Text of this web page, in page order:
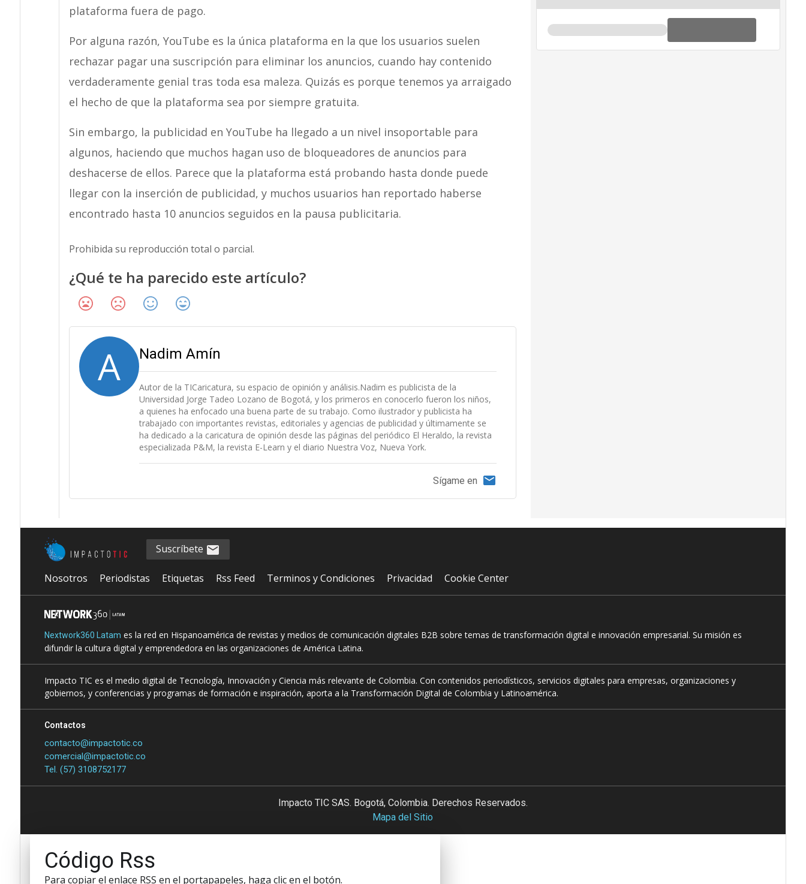
plataforma fuera de pago.
Por alguna razón, YouTube es la única plataforma en la que los usuarios suelen
rechazar pagar una suscripción para eliminar los anuncios, cuando hay contenido
verdaderamente genial tras toda esa maleza. Quizás es porque tenemos ya arraigado
el hecho de que la plataforma sea por siempre gratuita.
Sin embargo, la publicidad en YouTube ha llegado a un nivel insoportable para
algunos, haciendo que muchos hagan uso de bloqueadores de anuncios para
deshacerse de ellos. Parece que la plataforma está probando hasta donde puede
llegar con la inserción de publicidad, y muchos usuarios han reportado haberse
encontrado hasta 10 anuncios seguidos en la pausa publicitaria.
Prohibida su reproducción total o parcial.
¿Qué te ha parecido este artículo?
A Nadim Amín
Autor de la TICaricatura, su espacio de opinión y análisis.Nadim es publicista de la
Universidad Jorge Tadeo Lozano de Bogotá, y los primeros en conocerlo fueron los niños,
a quienes ha enfocado una buena parte de su trabajo. Como ilustrador y publicista ha
trabajado con importantes revistas, editoriales y agencias de publicidad y últimamente se
ha dedicado a la caricatura de opinión desde las páginas del periódico El Heraldo, la revista
especializada P&M, la revista E-Learn y el diario Nuestra Voz, Nueva York.
Sígame en
Suscríbete
Nosotros Periodistas Etiquetas Rss Feed Terminos y Condiciones Privacidad Cookie Center
Nextwork360 Latam es la red en Hispanoamérica de revistas y medios de comunicación digitales B2B sobre temas de transformación digital e innovación empresarial. Su misión es
difundir la cultura digital y emprendedora en las organizaciones de América Latina.
Impacto TIC es el medio digital de Tecnología, Innovación y Ciencia más relevante de Colombia. Con contenidos periodísticos, servicios digitales para empresas, organizaciones y
gobiernos, y conferencias y programas de formación e inspiración, aporta a la Transformación Digital de Colombia y Latinoamérica.
Contactos
contacto@impactotic.co
comercial@impactotic.co
Tel. (57) 3108752177
Impacto TIC SAS. Bogotá, Colombia. Derechos Reservados.
Mapa del Sitio
Código Rss
Para copiar el enlace RSS en el portapapeles, haga clic en el botón.